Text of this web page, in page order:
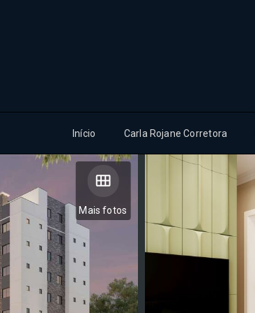
Início Carla Rojane Corretora
Mais fotos